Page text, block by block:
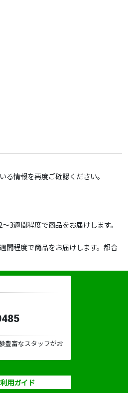
情報を再度ご確認ください。
3週間程度で商品をお届けします。
間程度で商品をお届けします。都合
豊富なスタッフがお
用ガイド